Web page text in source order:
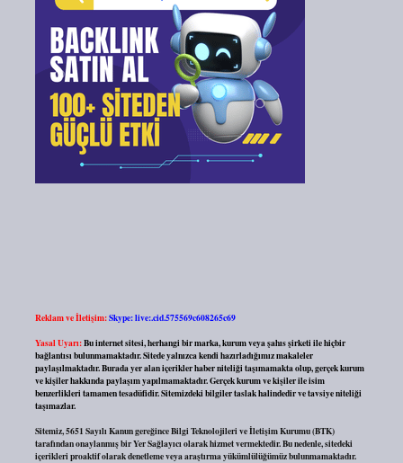
Reklam ve İletişim:Skype: live:.cid.575569c608265c69
Yasal Uyarı:Bu internet sitesi, herhangi bir marka, kurum veya şahıs şirketi ile hiçbir
bağlantısı bulunmamaktadır. Sitede yalnızca kendi hazırladığımız makaleler
paylaşılmaktadır. Burada yer alan içerikler haber niteliği taşımamakta olup, gerçek kurum
ve kişiler hakkında paylaşım yapılmamaktadır. Gerçek kurum ve kişiler ile isim
benzerlikleri tamamen tesadüfidir. Sitemizdeki bilgiler taslak halindedir ve tavsiye niteliği
taşımazlar.
Sitemiz, 5651 Sayılı Kanun gereğince Bilgi Teknolojileri ve İletişim Kurumu (BTK)
tarafından onaylanmış bir Yer Sağlayıcı olarak hizmet vermektedir. Bu nedenle, sitedeki
içerikleri proaktif olarak denetleme veya araştırma yükümlülüğümüz bulunmamaktadır.